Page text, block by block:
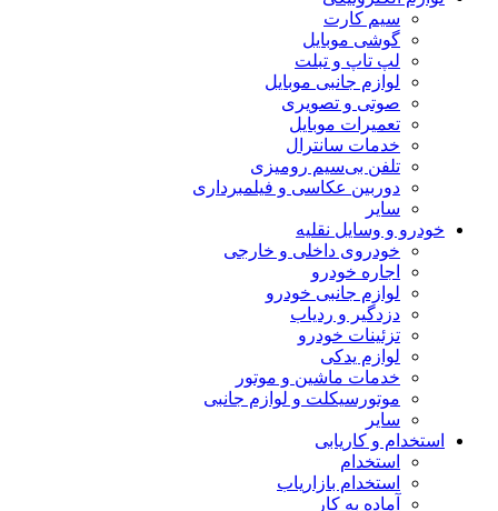
سیم کارت
گوشی موبایل
لپ تاپ و تبلت
لوازم جانبی موبایل
صوتی و تصویری
تعمیرات موبایل
خدمات سانترال
تلفن بی‌سیم رومیزی
دوربین عکاسی و فیلمبرداری
سایر
خودرو و وسایل نقلیه
خودروی داخلی و خارجی
اجاره خودرو
لوازم جانبی خودرو
دزدگیر و ردیاب
تزئینات خودرو
لوازم یدکی
خدمات ماشین و موتور
موتورسیکلت و لوازم جانبی
سایر
استخدام و کاریابی
استخدام
استخدام بازاریاب
آماده به کار